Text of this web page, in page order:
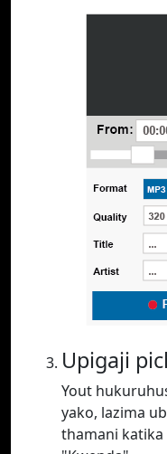
Upigaji
Yout
yako, lazima
thamani katika